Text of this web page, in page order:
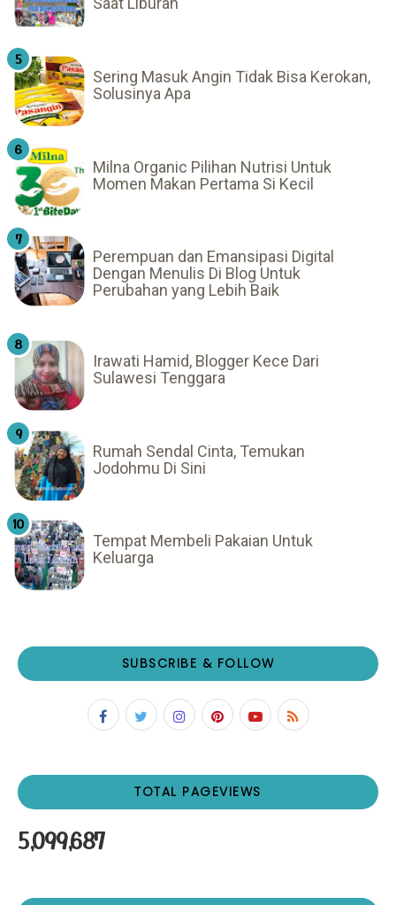
Sering Masuk Angin Tidak Bisa Kerokan,
Solusinya Apa
Milna Organic Pilihan Nutrisi Untuk
Momen Makan Pertama Si Kecil
Perempuan dan Emansipasi Digital
Dengan Menulis Di Blog Untuk
Perubahan yang Lebih Baik
Irawati Hamid, Blogger Kece Dari
Sulawesi Tenggara
Rumah Sendal Cinta, Temukan
Jodohmu Di Sini
Tempat Membeli Pakaian Untuk
Keluarga
SUBSCRIBE & FOLLOW
TOTAL PAGEVIEWS
5,099,687